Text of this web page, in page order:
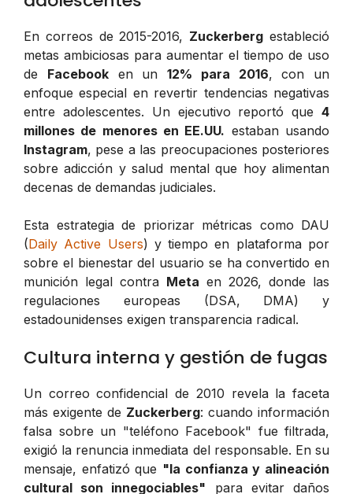
En correos de 2015-2016, Zuckerberg estableció
metas ambiciosas para aumentar el tiempo de uso
de Facebooken un 12% para 2016, con un
enfoque especial en revertir tendencias negativas
entre adolescentes. Un ejecutivo reportó que 4
millones de menores en EE.UU. estaban usando
Instagram, pese a las preocupaciones posteriores
sobre adicción y salud mental que hoy alimentan
decenas de demandas judiciales.
Esta estrategia de priorizar métricas como DAU
(Daily Active Users) y tiempo en plataforma por
sobre el bienestar del usuario se ha convertido en
munición legal contra Meta en 2026, donde las
regulaciones europeas (DSA, DMA) y
estadounidenses exigen transparencia radical.
Cultura interna y gestión de fugas
Un correo confidencial de 2010 revela la faceta
más exigente de Zuckerberg: cuando información
falsa sobre un "teléfono Facebook" fue filtrada,
exigió la renuncia inmediata del responsable. En su
mensaje, enfatizó que "la confianza y alineación
cultural son innegociables" para evitar daños